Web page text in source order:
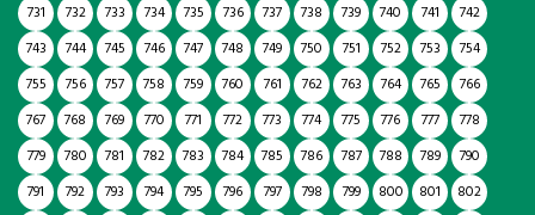
731
732 733 734 735 736 737 738 739 740 741
742
743
744 745 746 747 748 749 750 751 752 753
754
755
756 757 758 759 760 761 762 763 764 765
766
767
768 769 770 771 772 773 774 775 776 777
778
779
780 781 782 783 784 785 786 787 788 789
790
791
792 793 794 795 796 797 798 799 800 801
802